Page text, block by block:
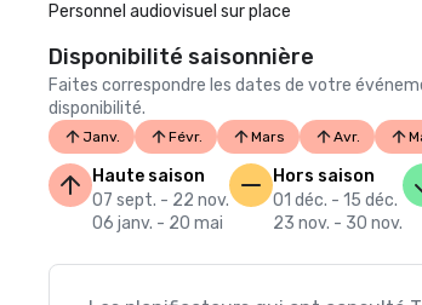
Personnel audiovisuel sur place
Disponibilité saisonnière
Faites correspondre les dates de votre
disponibilité.
Janv. Févr. Mars Avr.
Haute saison
07 sept. - 22 nov.
06 janv. - 20 mai
Hors saison
01 déc. - 15 déc.
23 nov. - 30 nov.